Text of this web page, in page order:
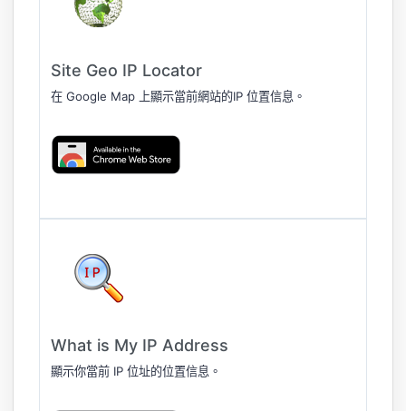
Site Geo IP Locator
在 Google Map 上顯示當前網站的IP 位置信息。
What is My IP Address
顯示你當前 IP 位址的位置信息。